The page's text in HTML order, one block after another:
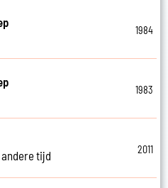
1984
1983
tijd
2011